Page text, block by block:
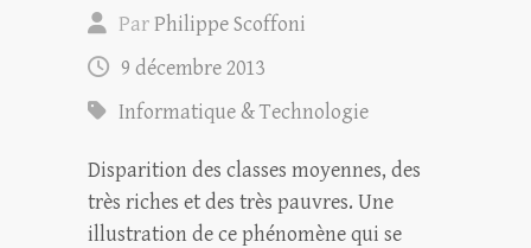
ParPhilippe Scoffoni
9 décembre 2013
Informatique & Technologie
Disparition des classes moyennes, des
très riches et des très pauvres. Une
illustration de ce phénomène qui se